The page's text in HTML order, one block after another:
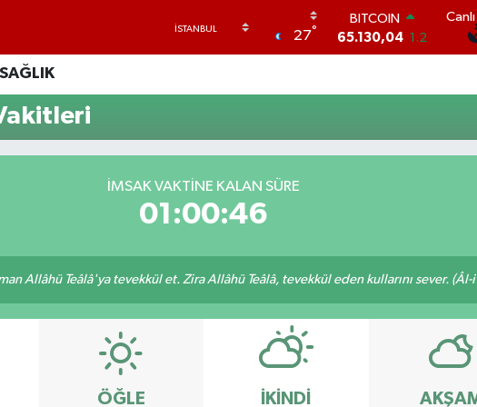
27°
BITCOIN
65.130,04 1.2
DOLAR
EURO
SAĞLIK
İMSAK VAKTINE KALAN SÜRE
01:00:46
Allâhü Teâlâ'ya tevekkül et. Zira Allâhü Teâlâ, tevekkül eden kullarını sever. (Âl-
ÖĞLE İKINDI